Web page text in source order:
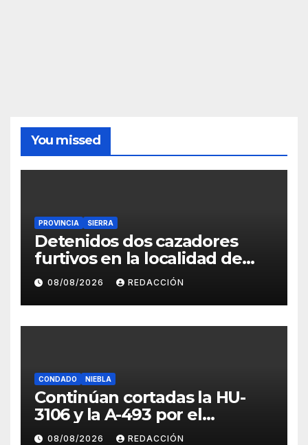
You missed
PROVINCIA SIERRA
Detenidos dos cazadores
furtivos en la localidad de
08/08/2026 REDACCIÓN
CONDADO NIEBLA
Continúan cortadas la HU-
3106 y la A-493 por el
incendio de Niebla
08/08/2026 REDACCIÓN